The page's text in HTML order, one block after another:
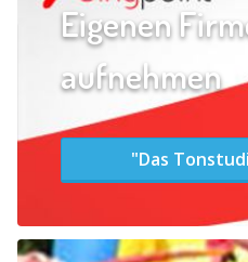
Eigenen
aufnehmen
"Das